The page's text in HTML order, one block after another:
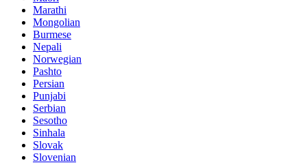
Marathi
Mongolian
Burmese
Nepali
Norwegian
Pashto
Persian
Punjabi
Serbian
Sesotho
Sinhala
Slovak
Slovenian